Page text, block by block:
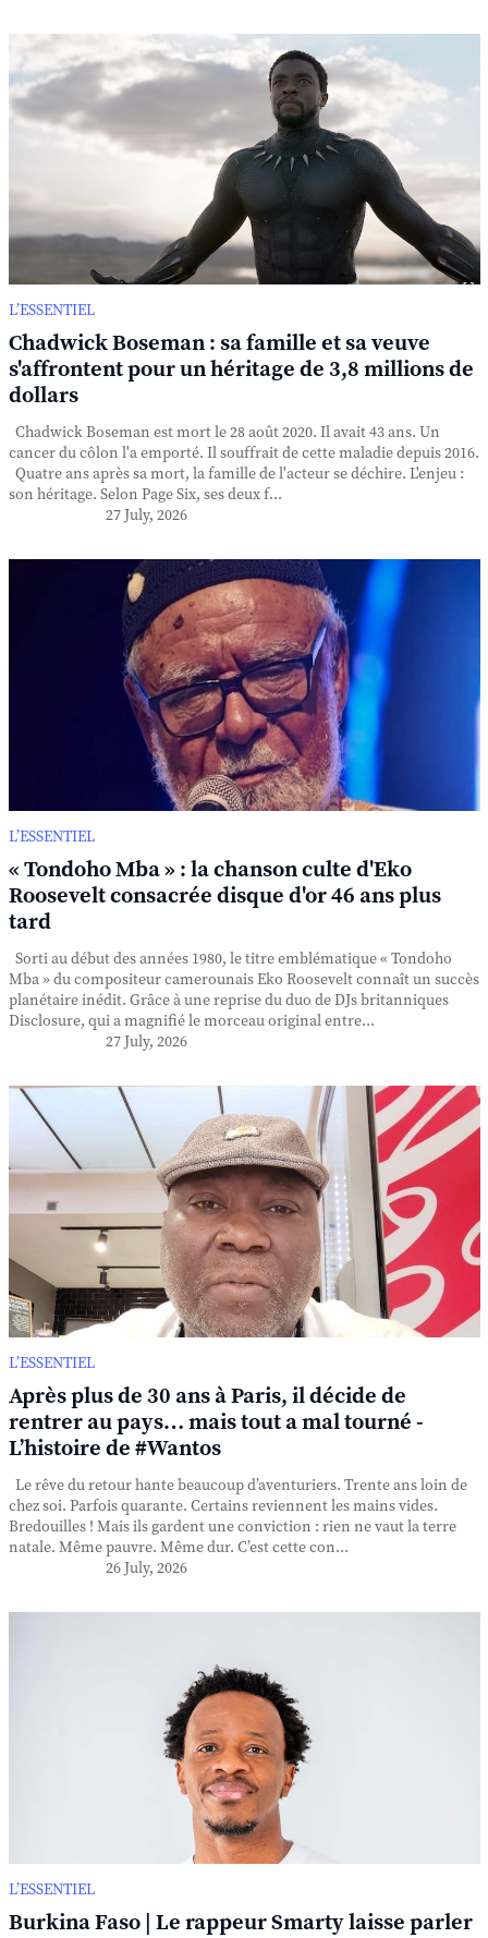
L’ESSENTIEL
Chadwick Boseman : sa famille et sa veuve
s'affrontent pour un héritage de 3,8 millions de
dollars
Chadwick Boseman est mort le 28 août 2020. Il avait 43 ans. Un
cancer du côlon l'a emporté. Il souffrait de cette maladie depuis 2016.
Quatre ans après sa mort, la famille de l'acteur se déchire. L'enjeu :
son héritage. Selon Page Six, ses deux f...
27 July, 2026
L’ESSENTIEL
« Tondoho Mba » : la chanson culte d'Eko
Roosevelt consacrée disque d'or 46 ans plus
tard
Sorti au début des années 1980, le titre emblématique « Tondoho
Mba » du compositeur camerounais Eko Roosevelt connaît un succès
planétaire inédit. Grâce à une reprise du duo de DJs britanniques
Disclosure, qui a magnifié le morceau original entre...
27 July, 2026
L’ESSENTIEL
Après plus de 30 ans à Paris, il décide de
rentrer au pays… mais tout a mal tourné -
L’histoire de #Wantos
Le rêve du retour hante beaucoup d’aventuriers. Trente ans loin de
chez soi. Parfois quarante. Certains reviennent les mains vides.
Bredouilles ! Mais ils gardent une conviction : rien ne vaut la terre
natale. Même pauvre. Même dur. C’est cette con...
26 July, 2026
L’ESSENTIEL
Burkina Faso | Le rappeur Smarty laisse parler